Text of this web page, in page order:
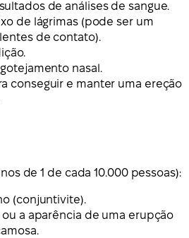
de análises de sangue.
de lágrimas (pode ser um
de contato).
nasal.
conseguir e manter uma ereção
de 1 de cada 10.000 pessoas):
(conjuntivite).
ou a aparência de uma erupção